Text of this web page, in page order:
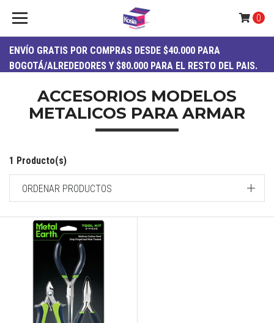
ENVÍO GRATIS POR COMPRAS DESDE $40.000 PARA
BOGOTÁ/ALREDEDORES Y $80.000 PARA EL RESTO DEL PAIS.
0
ACCESORIOS MODELOS
METALICOS PARA ARMAR
1 Producto(s)
ORDENAR PRODUCTOS